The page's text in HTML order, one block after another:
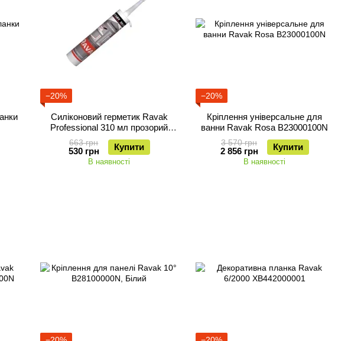
−20%
Cиліконовий герметик Ravak
Professional 310 мл прозорий
X01201
663 грн
530 грн Купити
В наявності
−20%
Кріплення універсальне для
ванни Ravak Rosa B23000100N
3 570 грн
2 856 грн Купити
В наявності